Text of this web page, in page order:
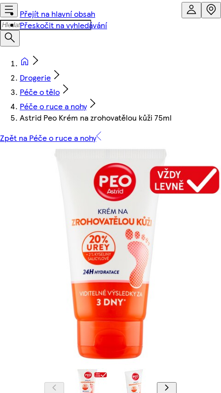
Přejít na hlavní obsah
Přeskočit na vyhledávání
Drogerie
Péče o tělo
Péče o ruce a nohy
Astrid Peo Krém na zrohovatělou kůži 75ml
Zpět na Péče o ruce a nohy